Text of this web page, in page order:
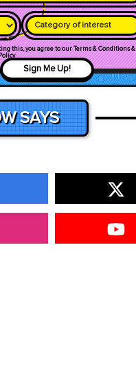
Category of interest
this, you agree to our Terms & Conditions &
Sign Me Up!
SAYS